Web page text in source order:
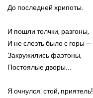
До последней хрипоты.
И пошли толчки, разгоны,
И не слезть было с горы —
Закружились фаэтоны,
Постоялые дворы...
Я очнулся: стой, приятель!